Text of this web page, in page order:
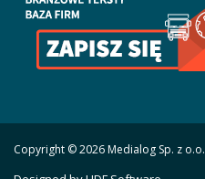
Copyright © 2026 Medialog Sp. z o.o.